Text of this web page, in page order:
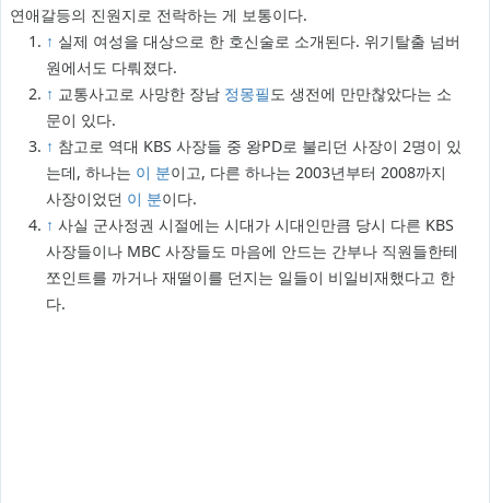
연애갈등의 진원지로 전락하는 게 보통이다.
↑ 실제 여성을 대상으로 한 호신술로 소개된다. 위기탈출 넘버
원에서도 다뤄졌다.
↑ 교통사고로 사망한 장남 정몽필 도 생전에 만만찮았다는 소
문이 있다.
↑ 참고로 역대 KBS 사장들 중 왕PD로 불리던 사장이 2명이 있
는데, 하나는 이 분이고, 다른 하나는 2003년부터 2008까지
사장이었던 이 분이다.
↑ 사실 군사정권 시절에는 시대가 시대인만큼 당시 다른 KBS
사장들이나 MBC 사장들도 마음에 안드는 간부나 직원들한테
쪼인트를 까거나 재떨이를 던지는 일들이 비일비재했다고 한
다.